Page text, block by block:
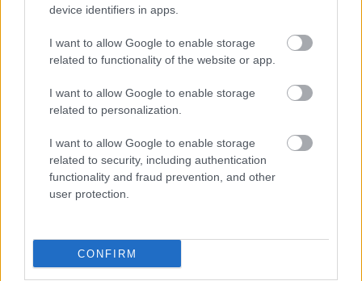
device identifiers in apps.
I want to allow Google to enable storage
related to functionality of the website or app.
I want to allow Google to enable storage
related to personalization.
I want to allow Google to enable storage
related to security, including authentication
functionality and fraud prevention, and other
user protection.
CONFIRM
UNC6671: Η νέα απειλή που κλέβει
δεδομένα από το Microsoft 365 με
υποκλοπή εταιρικών συνεδριών
περισσότερα